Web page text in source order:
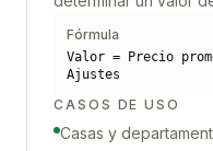
Fórmula
Valor = Precio
Ajustes
CASOS DE USO
Casas y